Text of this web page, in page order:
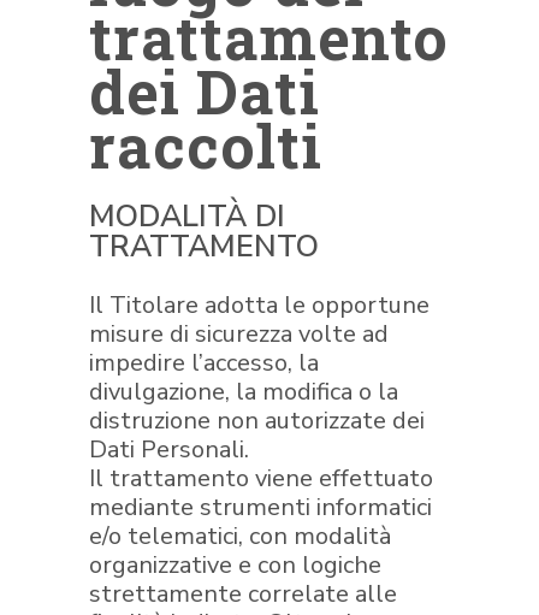
trattamento
dei Dati
raccolti
MODALITÀ DI
TRATTAMENTO
Il Titolare adotta le opportune
misure di sicurezza volte ad
impedire l’accesso, la
divulgazione, la modifica o la
distruzione non autorizzate dei
Dati Personali.
Il trattamento viene effettuato
mediante strumenti informatici
e/o telematici, con modalità
organizzative e con logiche
strettamente correlate alle